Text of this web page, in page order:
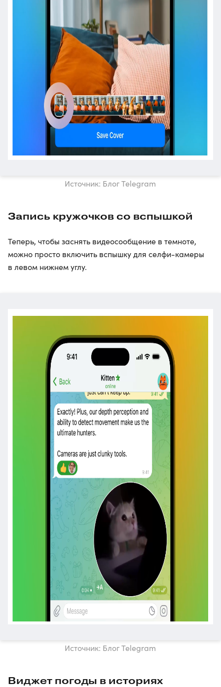
Источник: Блог Telegram
Запись кружочков со вспышкой
Теперь, чтобы заснять видеосообщение в темноте,
можно просто включить вспышку для селфи-камеры
в левом нижнем углу.
Источник: Блог Telegram
Виджет погоды в историях